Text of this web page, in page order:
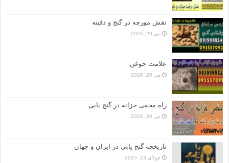
نقش مورچه در گنج و دفینه
می 20, 2026
علامت جوغن
می 20, 2026
راه مخفی خزانه در گنج یابی
می 20, 2026
تاریخچه گنج‌ یابی در ایران و جهان
جولای 13, 2025